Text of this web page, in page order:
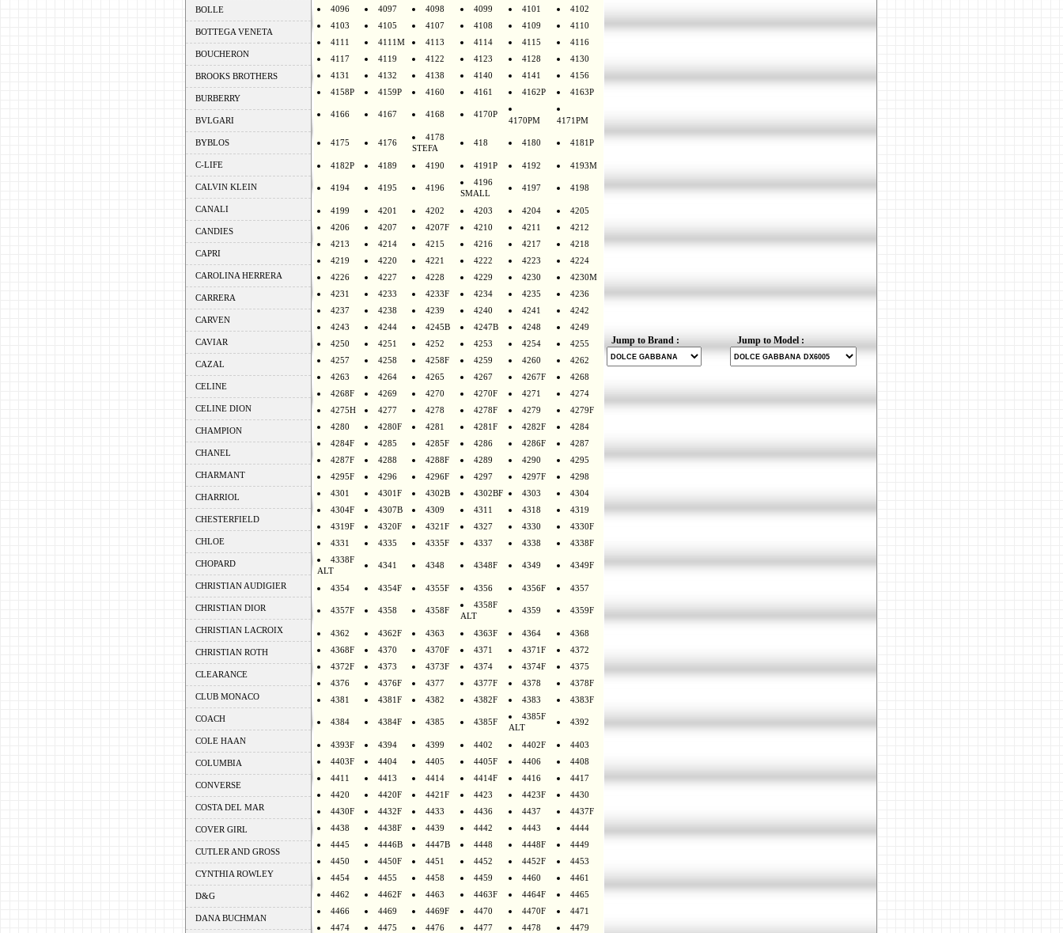
BOLLE
BOTTEGA VENETA
BOUCHERON
BROOKS BROTHERS
BURBERRY
BVLGARI
BYBLOS
C-LIFE
CALVIN KLEIN
CANALI
CANDIES
CAPRI
CAROLINA HERRERA
CARRERA
CARVEN
CAVIAR
CAZAL
CELINE
CELINE DION
CHAMPION
CHANEL
CHARMANT
CHARRIOL
CHESTERFIELD
CHLOE
CHOPARD
CHRISTIAN AUDIGIER
CHRISTIAN DIOR
CHRISTIAN LACROIX
CHRISTIAN ROTH
CLEARANCE
CLUB MONACO
COACH
COLE HAAN
COLUMBIA
CONVERSE
COSTA DEL MAR
COVER GIRL
CUTLER AND GROSS
CYNTHIA ROWLEY
D&G
DANA BUCHMAN
4096
4097 4098 4099 4101
4102
4103
4105 4107 4108 4109
4110
4111
4111M 4113 4114 4115
4116
4117
4119 4122 4123 4128
4130
4131
4132 4138 4140 4141
4156
4158P
4159P 4160 4161 4162P 4163P
4166 4167 4168 4170P
4170PM 4171PM
4175 4176
4178
STEFA
418 4180 4181P
4182P 4189 4190 4191P 4192 4193M
4194 4195 4196
4196
SMALL
4197 4198
4199 4201 4202 4203 4204
4205
4206
4207 4207F 4210 4211
4212
4213
4214 4215 4216 4217
4218
4219
4220 4221 4222 4223
4224
4226
4227 4228 4229 4230
4230M
4231
4233 4233F 4234 4235
4236
4237
4238 4239 4240 4241
4242
4243
4244 4245B 4247B 4248
4249
4250
4251 4252 4253 4254
4255
4257
4258 4258F 4259 4260
4262
4263
4264 4265 4267 4267F
4268
4268F
4269 4270 4270F 4271
4274
4275H
4277 4278 4278F 4279
4279F
4280
4280F 4281 4281F 4282F
4284
4284F
4285 4285F 4286 4286F
4287
4287F
4288 4288F 4289 4290
4295
4295F
4296 4296F 4297 4297F
4298
4301
4301F 4302B 4302BF 4303
4304
4304F
4307B 4309 4311 4318
4319
4319F
4320F 4321F 4327 4330
4330F
4331
4335 4335F 4337 4338
4338F
4338F
ALT
4341 4348 4348F 4349 4349F
4354 4354F 4355F 4356 4356F 4357
4357F 4358 4358F
4358F
ALT
4359 4359F
4362 4362F 4363 4363F 4364
4368
4368F
4370 4370F 4371 4371F
4372
4372F
4373 4373F 4374 4374F
4375
4376
4376F 4377 4377F 4378
4378F
4381
4381F 4382 4382F 4383 4383F
4384 4384F 4385 4385F
4385F
ALT
4392
4393F 4394 4399 4402 4402F
4403
4403F
4404 4405 4405F 4406
4408
4411
4413 4414 4414F 4416
4417
4420
4420F 4421F 4423 4423F
4430
4430F
4432F 4433 4436 4437
4437F
4438
4438F 4439 4442 4443
4444
4445
4446B 4447B 4448 4448F
4449
4450
4450F 4451 4452 4452F
4453
4454
4455 4458 4459 4460
4461
4462
4462F 4463 4463F 4464F
4465
4466
4469 4469F 4470 4470F
4471
4474
4475 4476 4477 4478
4479
Jump to Brand : Jump to Model :